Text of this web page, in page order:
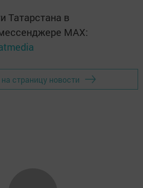
Татарстана в
MАХ:
страницу новости